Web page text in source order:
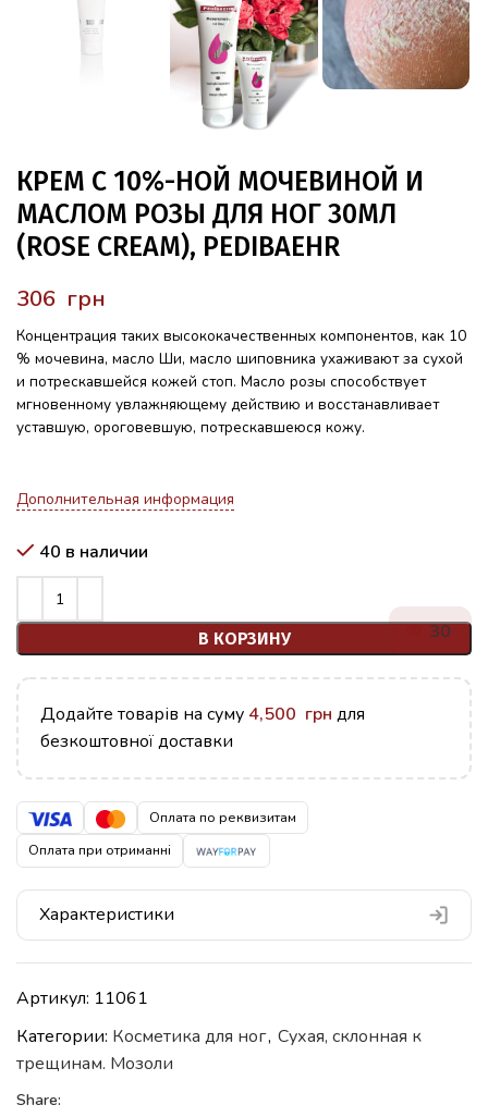
КРЕМ С 10%-НОЙ МОЧЕВИНОЙ И
МАСЛОМ РОЗЫ ДЛЯ НОГ 30МЛ
(ROSE CREAM), PEDIBAEHR
грн
Концентрация таких высококачественных компонентов, как 10
% мочевина, масло Ши, масло шиповника ухаживают за сухой
и потрескавшейся кожей стоп. Масло розы способствует
мгновенному увлажняющему действию и восстанавливает
уставшую, ороговевшую, потрескавшеюся кожу.
Дополнительная информация
40 в наличии
В КОРЗИНУ 30
Додайте товарів на суму 4,500 грн для
безкоштовної доставки
Оплата по реквизитам
Оплата при отриманні
Характеристики
Артикул: 11061
Категории: Косметика для ног, Сухая, склонная к
трещинам. Мозоли
Share: